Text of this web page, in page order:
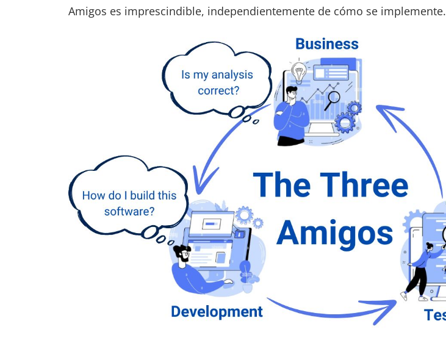
Amigos es imprescindible, independientemente de cómo se implemente.